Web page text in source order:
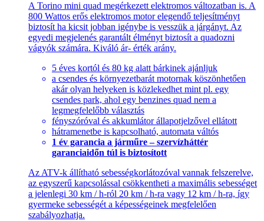
A Torino mini quad megérkezett elektromos változatban is. A
800 Wattos erős elektromos motor elegendő teljesítményt
biztosít ha kicsit jobban igénybe is vesszük a járgányt. Az
egyedi megjelenés garantált élményt biztosít a quadozni
vágyók számára. Kiváló ár- érték arány.
5 éves kortól és 80 kg alatt bárkinek ajánljuk
a csendes és környezetbarát motornak köszönhetően
akár olyan helyeken is közlekedhet mint pl. egy
csendes park, ahol egy benzines quad nem a
legmegfelelőbb választás
fényszóróval és akkumlátor állapotjelzővel ellátott
hátramenetbe is kapcsolható, automata váltós
1 év garancia a járműre – szervízháttér
garanciaidőn túl is biztosított
Az ATV-k állítható sebességkorlátozóval vannak felszerelve,
az egyszerű kapcsolással csökkentheti a maximális sebességet
a jelenlegi 30 km / h-ról 20 km / h-ra vagy 12 km / h-ra, így
gyermeke sebességét a képességeinek megfelelően
szabályozhatja.